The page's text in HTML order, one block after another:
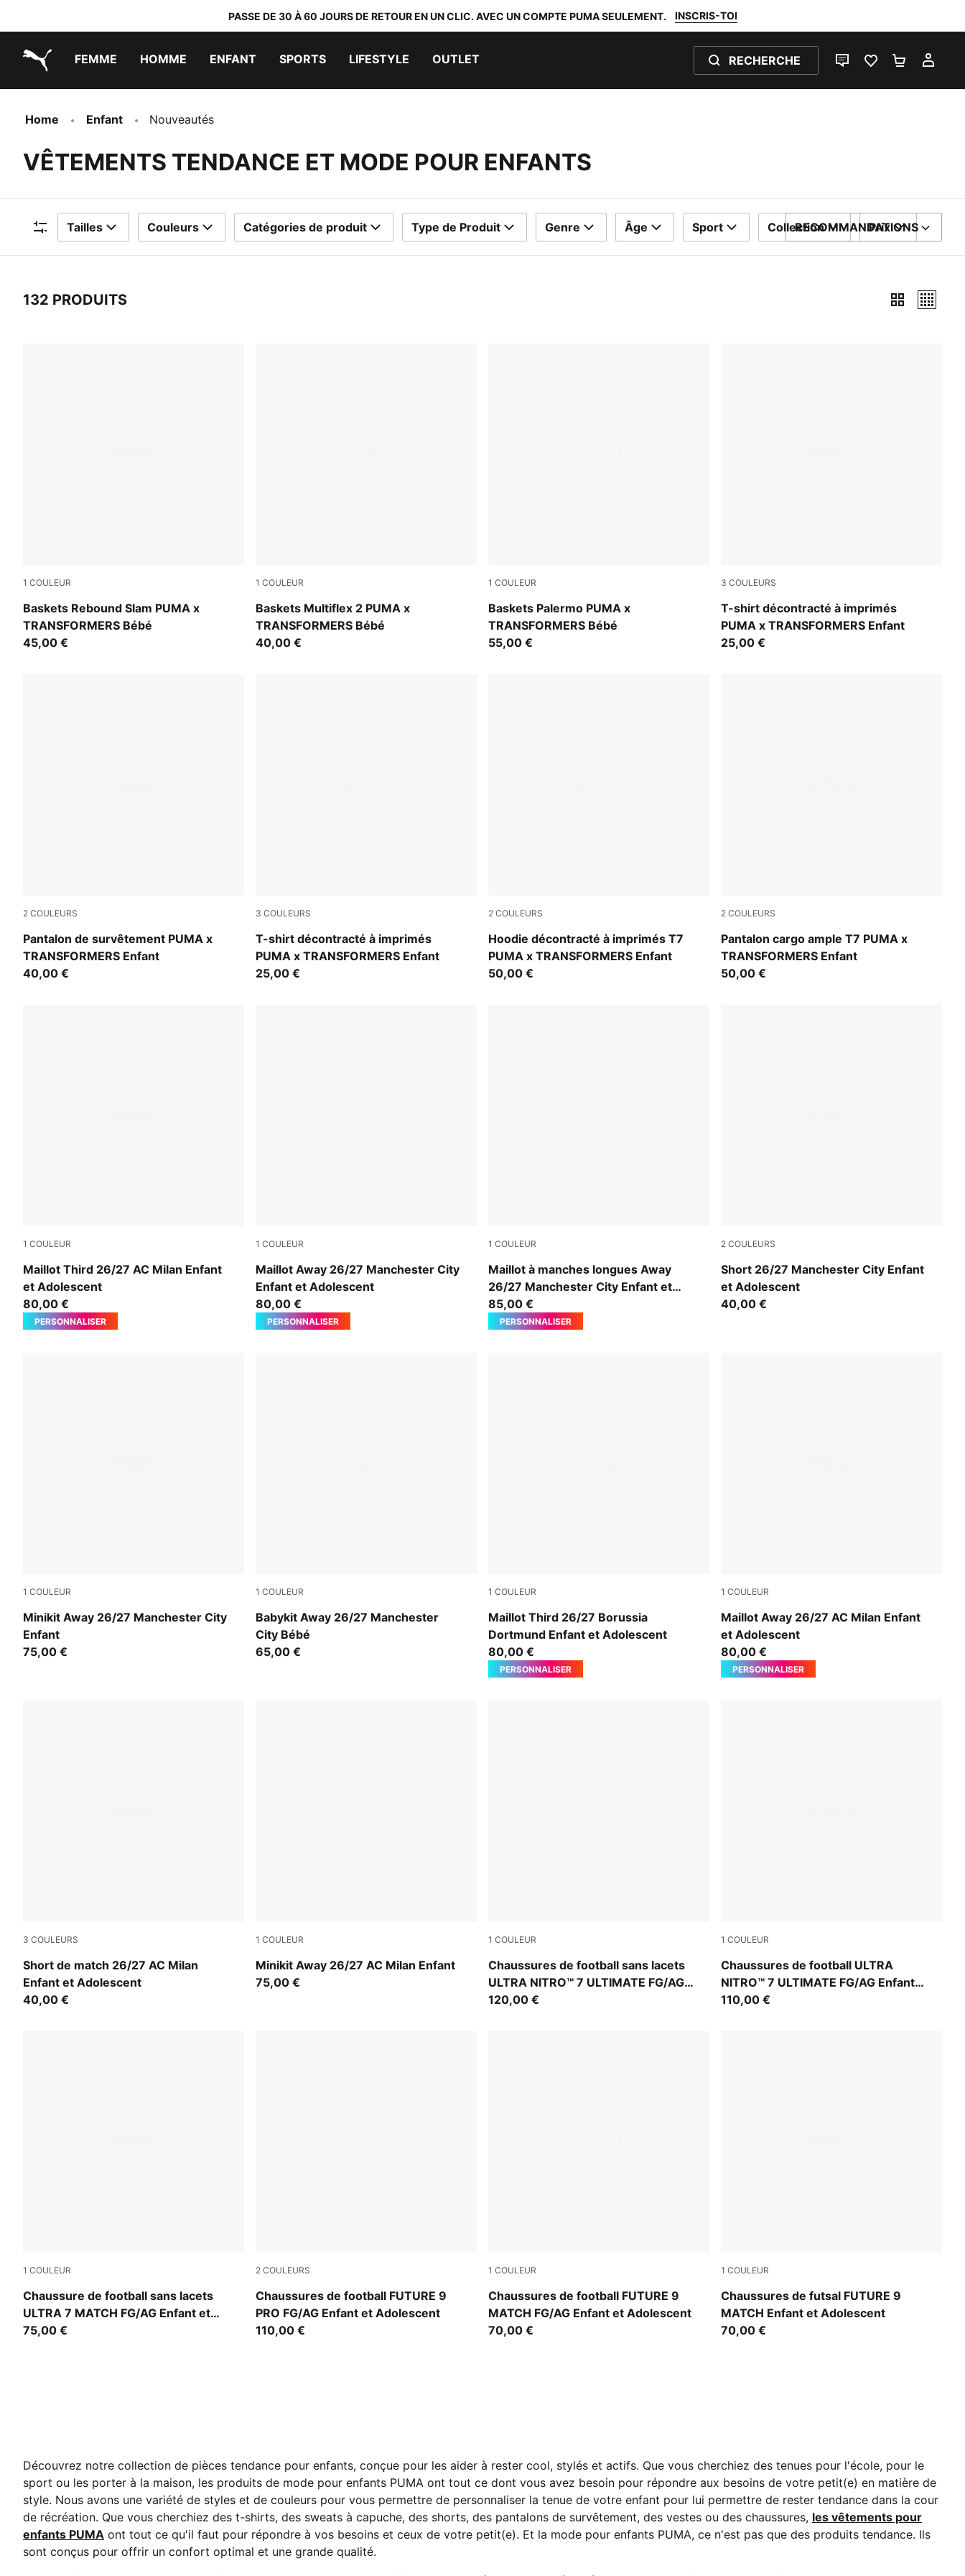
PASSE DE 30 À 60 JOURS DE RETOUR EN UN CLIC. AVEC UN COMPTE PUMA SEULEMENT. INSCRIS-TOI
FEMME HOMME ENFANT SPORTS LIFESTYLE OUTLET RECHERCHE
LIVE CHATFAVORIS 0PANIER 0
Home Enfant Nouveautés
VÊTEMENTS TENDANCE ET MODE POUR ENFANTS
Filtres
Tailles Couleurs Catégories de produit Type de Produit Genre Âge Sport Collection Prix
TRIER PAR
RECOMMANDATIONS
132 PRODUITS
1 COULEUR
Baskets Rebound Slam PUMA x
TRANSFORMERS Bébé
PUMA White-PUMA Black-Bright Mango Yellow
45,00 €
1 COULEUR
Baskets Multiflex 2 PUMA x
TRANSFORMERS Bébé
PUMA White-For All Time Red-Chambray Blue
40,00 €
1 COULEUR
Baskets Palermo PUMA x
TRANSFORMERS Bébé
Racing Blue-PUMA Black
55,00 €
3 COULEURS
T-shirt décontracté à imprimés
PUMA x TRANSFORMERS Enfant
Puma White
25,00 €
2 COULEURS
Pantalon de survêtement PUMA x
TRANSFORMERS Enfant
Puma Black
40,00 €
3 COULEURS
T-shirt décontracté à imprimés
PUMA x TRANSFORMERS Enfant
Chambray Blue
25,00 €
2 COULEURS
Hoodie décontracté à imprimés T7
PUMA x TRANSFORMERS Enfant
Racing Blue
50,00 €
2 COULEURS
Pantalon cargo ample T7 PUMA x
TRANSFORMERS Enfant
Racing Blue
50,00 €
1 COULEUR
Maillot Third 26/27 AC Milan Enfant
et Adolescent
Flat Dark Gray-Glowing Red
80,00 €
PERSONNALISER
1 COULEUR
Maillot Away 26/27 Manchester City
Enfant et Adolescent
PUMA Black-Flaxen
80,00 €
PERSONNALISER
1 COULEUR
Maillot à manches longues Away
26/27 Manchester City Enfant et
Adolescent
PUMA Black-Flaxen
85,00 €
PERSONNALISER
2 COULEURS
Short 26/27 Manchester City Enfant
et Adolescent
PUMA Black-Flaxen
40,00 €
1 COULEUR
Minikit Away 26/27 Manchester City
Enfant
PUMA Black-Flaxen
75,00 €
1 COULEUR
Babykit Away 26/27 Manchester
City Bébé
PUMA Black-Flaxen
65,00 €
1 COULEUR
Maillot Third 26/27 Borussia
Dortmund Enfant et Adolescent
Purple Glimmer-Yellow Alert
80,00 €
PERSONNALISER
1 COULEUR
Maillot Away 26/27 AC Milan Enfant
et Adolescent
PUMA White-Victory Gold
80,00 €
PERSONNALISER
3 COULEURS
Short de match 26/27 AC Milan
Enfant et Adolescent
PUMA White-Victory Gold
40,00 €
1 COULEUR
Minikit Away 26/27 AC Milan Enfant
PUMA White-Victory Gold
75,00 €
1 COULEUR
Chaussures de football sans lacets
ULTRA NITRO™ 7 ULTIMATE FG/AG
Enfant et Adolescent
Ultra Red-PUMA Black-PUMA White
120,00 €
1 COULEUR
Chaussures de football ULTRA
NITRO™ 7 ULTIMATE FG/AG Enfant
et Adolescent
Ultra Red-PUMA Black-PUMA White
110,00 €
1 COULEUR
Chaussure de football sans lacets
ULTRA 7 MATCH FG/AG Enfant et
Adolescent
Ultra Red-PUMA Black-PUMA White
75,00 €
2 COULEURS
Chaussures de football FUTURE 9
PRO FG/AG Enfant et Adolescent
Sugared Almond-PUMA White-Ultra Red-PUMA Black
110,00 €
1 COULEUR
Chaussures de football FUTURE 9
MATCH FG/AG Enfant et Adolescent
Sugared Almond-PUMA White-Ultra Red-PUMA Black
70,00 €
1 COULEUR
Chaussures de futsal FUTURE 9
MATCH Enfant et Adolescent
Sugared Almond-PUMA White-Ultra Red-
70,00 €
Découvrez notre collection de pièces tendance pour enfants, conçue pour les aider à rester cool, stylés et actifs. Que vous cherchiez des tenues pour l'école, pour le
sport ou les porter à la maison, les produits de mode pour enfants PUMA ont tout ce dont vous avez besoin pour répondre aux besoins de votre petit(e) en matière de
style. Nous avons une variété de styles et de couleurs pour vous permettre de personnaliser la tenue de votre enfant pour lui permettre de rester tendance dans la cour
de récréation. Que vous cherchiez des t-shirts, des sweats à capuche, des shorts, des pantalons de survêtement, des vestes ou des chaussures, les vêtements pour
enfants PUMA ont tout ce qu'il faut pour répondre à vos besoins et ceux de votre petit(e). Et la mode pour enfants PUMA, ce n'est pas que des produits tendance. Ils
sont conçus pour offrir un confort optimal et une grande qualité.